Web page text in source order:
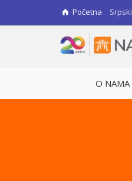
Početna Srpski
O NAMA